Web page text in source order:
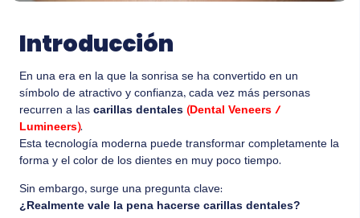
Introducción
En una era en la que la sonrisa se ha convertido en un
símbolo de atractivo y confianza, cada vez más personas
recurren a lascarillas dentales(Dental Veneers /
Lumineers).
Esta tecnología moderna puede transformar completamente la
forma y el color de los dientes en muy poco tiempo.
Sin embargo, surge una pregunta clave:
¿Realmente vale la pena hacerse carillas dentales?